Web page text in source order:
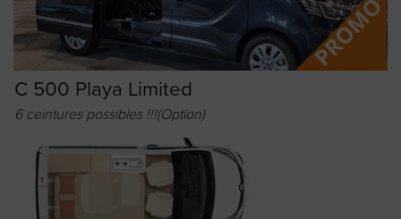
C 500 Playa Limited
6 ceintures possibles !!!(Option)